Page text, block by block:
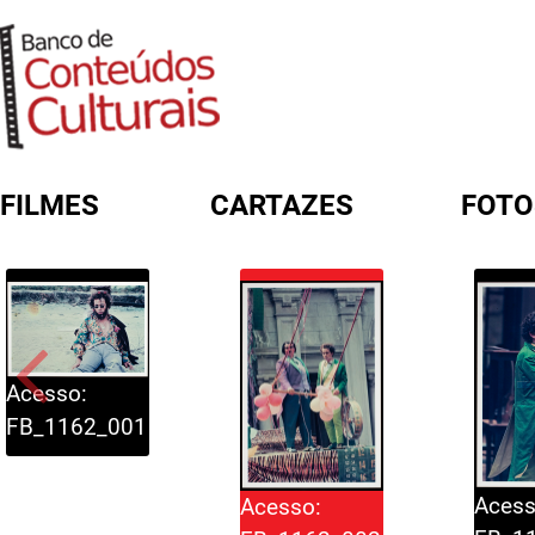
FILMES CARTAZES
Acesso:
FB_1162_001
Acesso:
FORMULÁRIO DE BUSCA